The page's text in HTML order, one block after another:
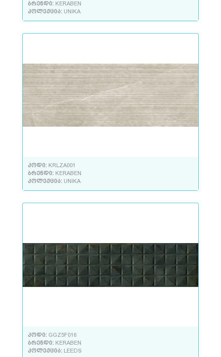
ბრენდი: KERABEN
კოლექცია: UNIKA
კოდი: KRLZA001
ბრენდი: KERABEN
კოლექცია: UNIKA
კოდი: GGZ5F016
ბრენდი: KERABEN
კოლექცია: LEEDS